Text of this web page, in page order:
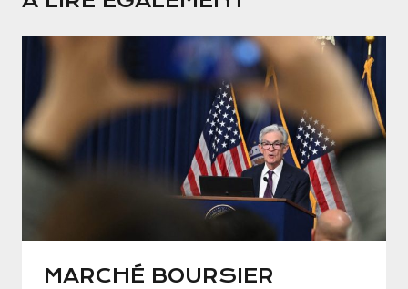
MARCHÉ BOURSIER